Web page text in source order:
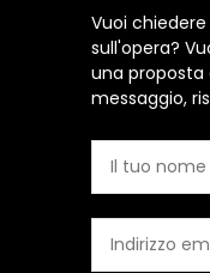
Vuoi
sull'opera?
una proposta
messaggio,